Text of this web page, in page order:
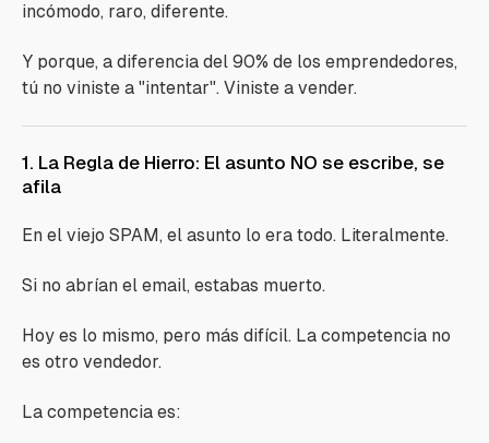
incómodo, raro, diferente.
Y porque, a diferencia del 90% de los emprendedores,
tú no viniste a "intentar". Viniste a vender.
1. La Regla de Hierro: El asunto NO se escribe, se
afila
En el viejo SPAM, el asunto lo era todo. Literalmente.
Si no abrían el email, estabas muerto.
Hoy es lo mismo, pero más difícil. La competencia no
es otro vendedor.
La competencia es: